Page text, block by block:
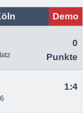
Demo
0
Punkte
1:4